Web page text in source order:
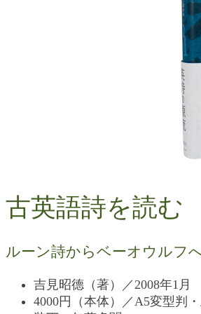
古英語詩を読む
ルーン詩からベーオウルフ
吉見昭德（著）／2008年1月
4000円（本体）／A5変型判